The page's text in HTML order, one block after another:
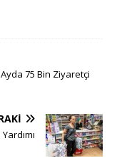
75 Bin Ziyaretçi